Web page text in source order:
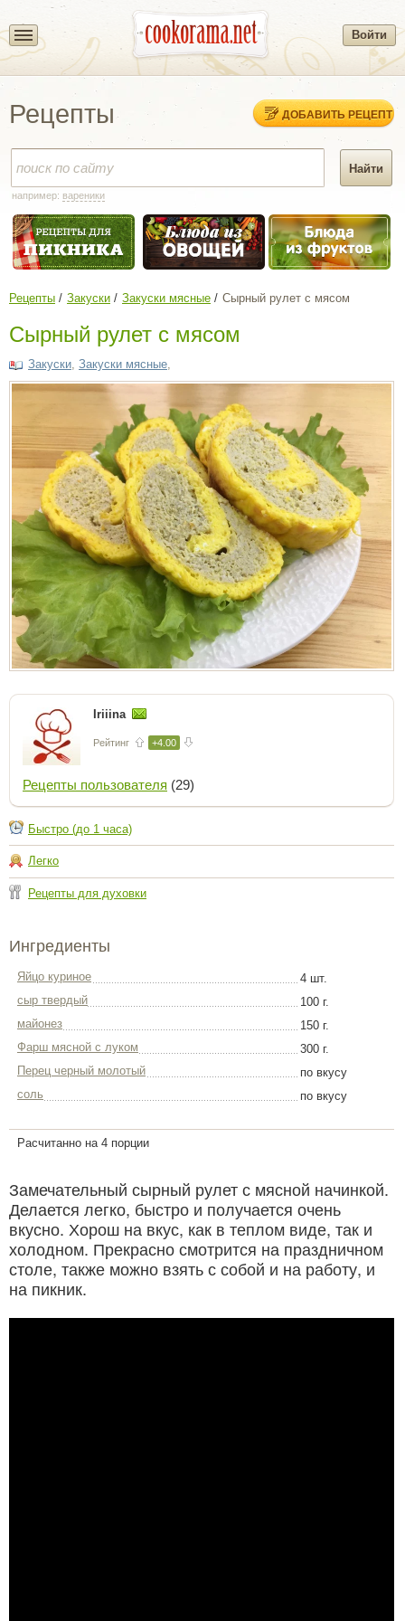
Войти
Рецепты ДОБАВИТЬ РЕЦЕПТ
например: вареники
Рецепты Закуски Закуски мясные Сырный рулет с мясом
Сырный рулет с мясом
Закуски Закуски мясные
Iriiina
Рейтинг +4.00
Рецепты пользователя (29)
Быстро (до 1 часа)
Легко
Рецепты для духовки
Ингредиенты
Яйцо куриное
4 шт.
сыр твердый
100 г.
майонез
150 г.
Фарш мясной с луком
300 г.
Перец черный молотый
по вкусу
соль
по вкусу
Расчитанно на 4 порции
Замечательный сырный рулет с мясной начинкой.
Делается легко, быстро и получается очень
вкусно. Хорош на вкус, как в теплом виде, так и
холодном. Прекрасно смотрится на праздничном
столе, также можно взять с собой и на работу, и
на пикник.